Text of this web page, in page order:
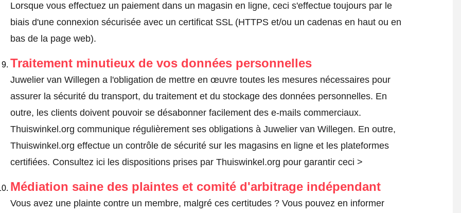
Lorsque vous effectuez un paiement dans un magasin en ligne, ceci s'effectue toujours par le
biais d'une connexion sécurisée avec un certificat SSL (HTTPS et/ou un cadenas en haut ou en
bas de la page web).
Traitement minutieux de vos données personnelles
Juwelier van Willegen a l'obligation de mettre en œuvre toutes les mesures nécessaires pour
assurer la sécurité du transport, du traitement et du stockage des données personnelles. En
outre, les clients doivent pouvoir se désabonner facilement des e-mails commerciaux.
Thuiswinkel.org communique régulièrement ses obligations à Juwelier van Willegen. En outre,
Thuiswinkel.org effectue un contrôle de sécurité sur les magasins en ligne et les plateformes
certifiées. Consultez ici les dispositions prises par Thuiswinkel.org pour garantir ceci >
Médiation saine des plaintes et comité d'arbitrage indépendant
Vous avez une plainte contre un membre, malgré ces certitudes ? Vous pouvez en informer